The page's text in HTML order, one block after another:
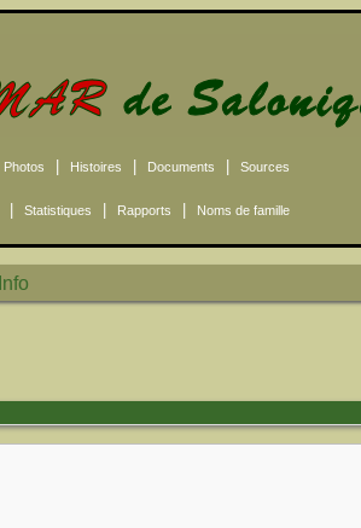
Photos Histoires Documents Sources
Statistiques Rapports Noms de famille
Info